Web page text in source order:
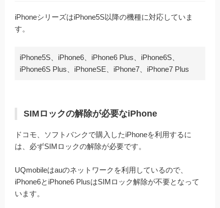
iPhoneシリーズはiPhone5S以降の機種に対応していま
す。
iPhone5S、iPhone6、iPhone6 Plus、iPhone6S、
iPhone6S Plus、iPhoneSE、iPhone7、iPhone7 Plus
SIMロックの解除が必要なiPhone
ドコモ、ソフトバンクで購入したiPhoneを利用するに
は、必ずSIMロックの解除が必要です。
UQmobileはauのネットワークを利用しているので、
iPhone6とiPhone6 PlusはSIMロック解除が不要となって
います。